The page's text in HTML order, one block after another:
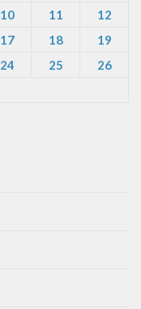
10 11
12
17 18
19
24 25
26